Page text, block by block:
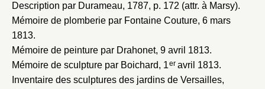
Description par Durameau, 1787, p. 172 (attr. à Marsy).
Mémoire de plomberie par Fontaine Couture, 6 mars
1813.
Mémoire de peinture par Drahonet, 9 avril 1813.
Mémoire de sculpture par Boichard, 1eravril 1813.
Inventaire des sculptures des jardins de Versailles,